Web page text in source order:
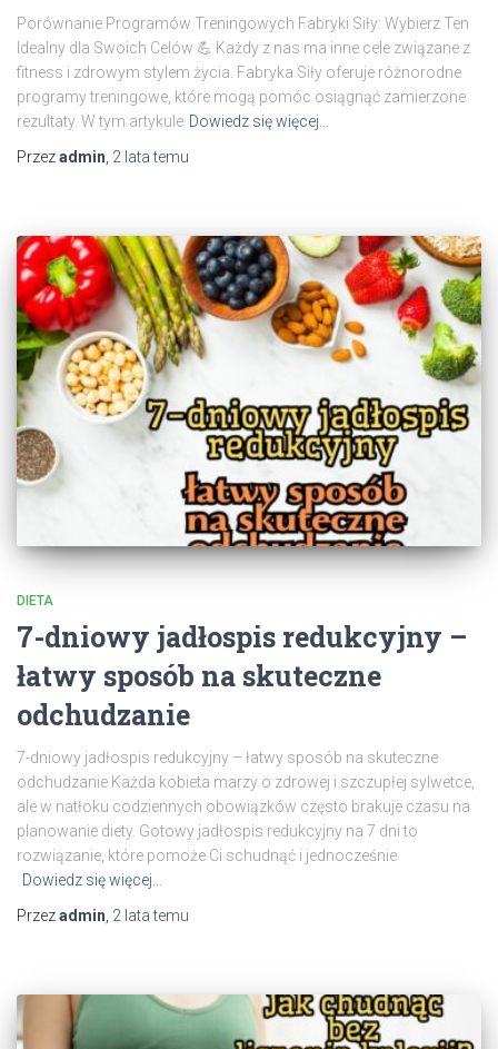
Porównanie Programów Treningowych Fabryki Siły: Wybierz Ten
Idealny dla Swoich Celów 💪 Każdy z nas ma inne cele związane z
fitness i zdrowym stylem życia. Fabryka Siły oferuje różnorodne
programy treningowe, które mogą pomóc osiągnąć zamierzone
rezultaty. W tym artykule Dowiedz się więcej…
Przezadmin 2 latatemu
DIETA
7-dniowy jadłospis redukcyjny –
łatwy sposób na skuteczne
odchudzanie
7-dniowy jadłospis redukcyjny – łatwy sposób na skuteczne
odchudzanie Każda kobieta marzy o zdrowej i szczupłej sylwetce,
ale w natłoku codziennych obowiązków często brakuje czasu na
planowanie diety. Gotowy jadłospis redukcyjny na 7 dni to
rozwiązanie, które pomoże Ci schudnąć i jednocześnie
Dowiedz się więcej…
Przezadmin 2 latatemu